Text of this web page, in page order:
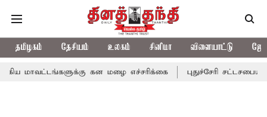
தமிழகம் தேசியம் உலகம் சினிமா விளையாட்டு
கன மழை எச்சரிக்கை புதுச்சேரி சட்டசபையில் வரும்